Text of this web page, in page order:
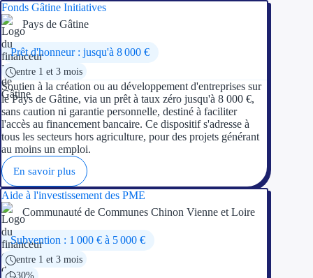
Fonds Gâtine Initiatives
Pays de Gâtine
Prêt d'honneur : jusqu'à 8 000 €
entre 1 et 3 mois
Soutien à la création ou au développement d'entreprises sur
le Pays de Gâtine, via un prêt à taux zéro jusqu'à 8 000 €,
sans caution ni garantie personnelle, destiné à faciliter
l'accès au financement bancaire. Ce dispositif s'adresse à
tous les secteurs hors agriculture, pour des projets générant
au moins un emploi.
En savoir plus
Aide à l'investissement des PME
Communauté de Communes Chinon Vienne et Loire
Subvention : 1 000 € à 5 000 €
entre 1 et 3 mois
30%